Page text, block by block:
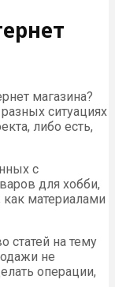
магазина?
ситуациях
либо есть,
с
для хобби,
как материалами
статей на тему
не
операции,